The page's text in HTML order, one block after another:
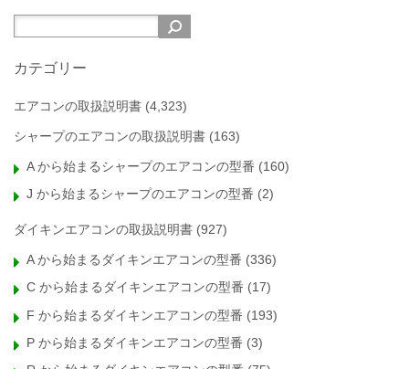
カテゴリー
エアコンの取扱説明書 (4,323)
シャープのエアコンの取扱説明書 (163)
A から始まるシャープのエアコンの型番 (160)
J から始まるシャープのエアコンの型番 (2)
ダイキンエアコンの取扱説明書 (927)
A から始まるダイキンエアコンの型番 (336)
C から始まるダイキンエアコンの型番 (17)
F から始まるダイキンエアコンの型番 (193)
P から始まるダイキンエアコンの型番 (3)